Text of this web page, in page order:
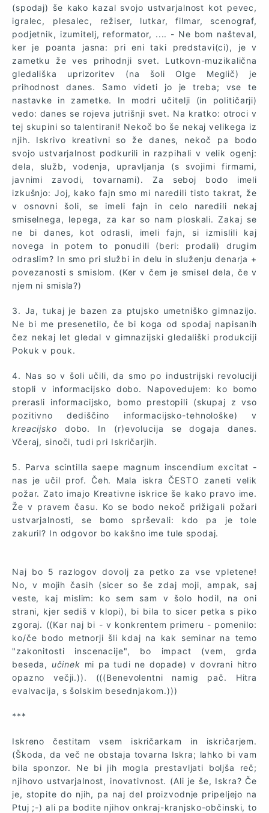
(spodaj) še kako kazal svojo ustvarjalnost kot pevec,
igralec, plesalec, režiser, lutkar, filmar, scenograf,
podjetnik, izumitelj, reformator, .... - Ne bom našteval,
ker je poanta jasna: pri eni taki predstavi(ci), je v
zametku že ves prihodnji svet. Lutkovn-muzikalična
gledališka uprizoritev (na šoli Olge Meglič) je
prihodnost danes. Samo videti jo je treba; vse te
nastavke in zametke. In modri učitelji (in političarji)
vedo: danes se rojeva jutrišnji svet. Na kratko: otroci v
tej skupini so talentirani! Nekoč bo še nekaj velikega iz
njih. Iskrivo kreativni so že danes, nekoč pa bodo
svojo ustvarjalnost podkurili in razpihali v velik ogenj:
dela, služb, vodenja, upravljanja (s svojimi firmami,
javnimi zavodi, tovarnami). Za seboj bodo imeli
izkušnjo: Joj, kako fajn smo mi naredili tisto takrat, že
v osnovni šoli, se imeli fajn in celo naredili nekaj
smiselnega, lepega, za kar so nam ploskali. Zakaj se
ne bi danes, kot odrasli, imeli fajn, si izmislili kaj
novega in potem to ponudili (beri: prodali) drugim
odraslim? In smo pri službi in delu in služenju denarja +
povezanosti s smislom. (Ker v čem je smisel dela, če v
njem ni smisla?)
3. Ja, tukaj je bazen za ptujsko umetniško gimnazijo.
Ne bi me presenetilo, če bi koga od spodaj napisanih
čez nekaj let gledal v gimnazijski gledališki produkciji
Pokuk v pouk.
4. Nas so v šoli učili, da smo po industrijski revoluciji
stopli v informacijsko dobo. Napovedujem: ko bomo
prerasli informacijsko, bomo prestopili (skupaj z vso
pozitivno dediščino informacijsko-tehnološke) v
kreacijsko dobo. In (r)evolucija se dogaja danes.
Včeraj, sinoči, tudi pri Iskričarjih.
5. Parva scintilla saepe magnum inscendium excitat -
nas je učil prof. Čeh. Mala iskra ČESTO zaneti velik
požar. Zato imajo Kreativne iskrice še kako pravo ime.
Že v pravem času. Ko se bodo nekoč prižigali požari
ustvarjalnosti, se bomo sprševali: kdo pa je tole
zakuril? In odgovor bo kakšno ime tule spodaj.
Naj bo 5 razlogov dovolj za petko za vse vpletene!
No, v mojih časih (sicer so še zdaj moji, ampak, saj
veste, kaj mislim: ko sem sam v šolo hodil, na oni
strani, kjer sediš v klopi), bi bila to sicer petka s piko
zgoraj. ((Kar naj bi - v konkrentem primeru - pomenilo:
ko/če bodo metnorji šli kdaj na kak seminar na temo
"zakonitosti inscenacije", bo impact (vem, grda
beseda, učinek mi pa tudi ne dopade) v dovrani hitro
opazno večji.)). (((Benevolentni namig pač. Hitra
evalvacija, s šolskim besednjakom.)))
***
Iskreno čestitam vsem iskričarkam in iskričarjem.
(Škoda, da več ne obstaja tovarna Iskra; lahko bi vam
bila sponzor. Ne bi jih mogla prestavljati boljša reč;
njihovo ustvarjalnost, inovativnost. (Ali je še, Iskra? Če
je, stopite do njih, pa naj del proizvodnje pripeljejo na
Ptuj ;-) ali pa bodite njihov onkraj-kranjsko-občinski, to